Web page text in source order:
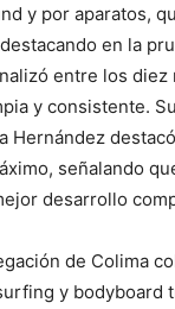
y por aparatos,
en la
entre los diez
y consistente.
Hernández
señalando
desarrollo
de Colima
y bodyboard